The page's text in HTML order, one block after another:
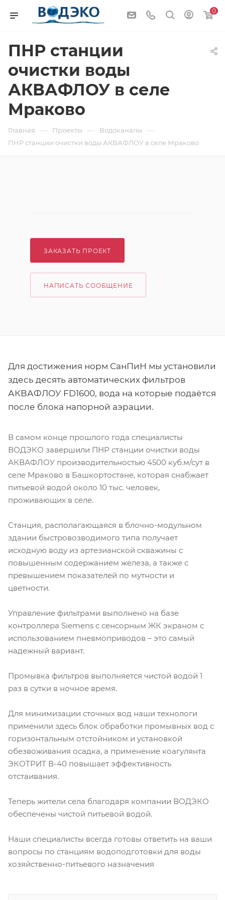
0
ПНР станции
очистки воды
АКВАФЛОУ в селе
Мраково
Главная — Проекты — Водоканалы —
ПНР станции очистки воды АКВАФЛОУ в селе Мраково
ЗАКАЗАТЬ ПРОЕКТ
НАПИСАТЬ СООБЩЕНИЕ
Для достижения норм СанПиН мы установили
здесь десять автоматических фильтров
АКВАФЛОУ FD1600, вода на которые подаётся
после блока напорной аэрации.
В самом конце прошлого года специалисты
ВОДЭКО завершили ПНР станции очистки воды
АКВАФЛОУ производительностью 4500 куб.м/сут в
селе Мраково в Башкортостане, которая снабжает
питьевой водой около 10 тыс. человек,
проживающих в селе.
Станция, располагающаяся в блочно-модульном
здании быстровозводимого типа получает
исходную воду из артезианской скважины с
повышенным содержанием железа, а также с
превышением показателей по мутности и
цветности.
Управление фильтрами выполнено на базе
контроллера Siemens с сенсорным ЖК экраном с
использованием пневмоприводов – это самый
надежный вариант.
Промывка фильтров выполняется чистой водой 1
раз в сутки в ночное время.
Для минимизации сточных вод наши технологи
применили здесь блок обработки промывных вод с
горизонтальным отстойником и установкой
обезвоживания осадка, а применение коагулянта
ЭКОТРИТ В-40 повышает эффективность
отстаивания.
Теперь жители села благодаря компании ВОДЭКО
обеспечены чистой питьевой водой.
Наши специалисты всегда готовы ответить на ваши
вопросы по станциям водоподготовки для воды
хозяйственно-питьевого назначения